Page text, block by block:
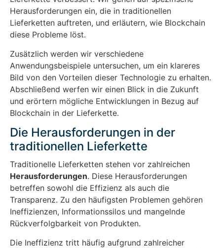
Herausforderungen ein, die in traditionellen
Lieferketten auftreten, und erläutern, wie Blockchain
diese Probleme löst.
Zusätzlich werden wir verschiedene
Anwendungsbeispiele untersuchen, um ein klareres
Bild von den Vorteilen dieser Technologie zu erhalten.
Abschließend werfen wir einen Blick in die Zukunft
und erörtern mögliche Entwicklungen in Bezug auf
Blockchain in der Lieferkette.
Die Herausforderungen in der
traditionellen Lieferkette
Traditionelle Lieferketten stehen vor zahlreichen
Herausforderungen. Diese Herausforderungen
betreffen sowohl die Effizienz als auch die
Transparenz. Zu den häufigsten Problemen gehören
Ineffizienzen, Informationssilos und mangelnde
Rückverfolgbarkeit von Produkten.
Die Ineffizienz tritt häufig aufgrund zahlreicher